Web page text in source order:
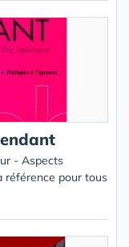
- Aspects
référence pour tous